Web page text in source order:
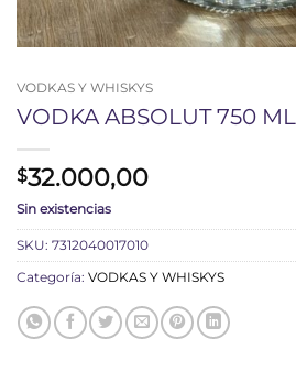
VODKAS Y WHISKYS
VODKA ABSOLUT 750 ML
$32.000,00
Sin existencias
SKU: 7312040017010
Categoría: VODKAS Y WHISKYS